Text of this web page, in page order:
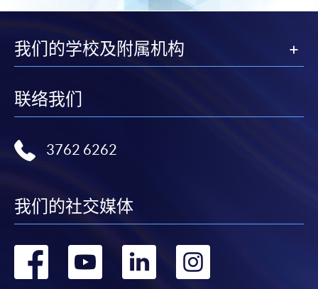
後按照指示填妥網上報名表格。
某些課程須甄選入學，並要求申請人上載課程網頁
中指定所須文件(如學歷證明)。系統只支援doc,
繳交所需費用
申請人可使用以下方式繳交報名費或課程費用:
定繳費靈網上密碼。有關如何申請繳費靈戶口及密
碼，請瀏覽繳費靈網址http://www.ppshk.com 。
*信用咭網上繳費服務
- 申請人可以 VISA 或
Mastercard（包括「香港大學專業進修學院
我们的学校及附属机构
联络我们
3762 6262
我们的社交媒体
转
转
转